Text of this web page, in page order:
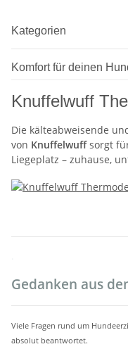
Kategorien
Komfort für deinen
Knuffelwuff
Die kälteabweisende
von Knuffelwuffsorgt
Liegeplatz – zuhause,
Gedanken aus
Viele Fragen rund um
absolut beantwortet.